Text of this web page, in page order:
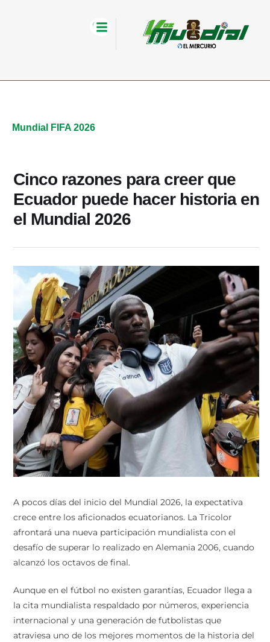
Mundial FIFA 2026
Cinco razones para creer que
Ecuador puede hacer historia en
el Mundial 2026
A pocos días del inicio del Mundial 2026, la expectativa
crece entre los aficionados ecuatorianos. La Tricolor
afrontará una nueva participación mundialista con el
desafío de superar lo realizado en Alemania 2006, cuando
alcanzó los octavos de final.
Aunque en el fútbol no existen garantías, Ecuador llega a
la cita mundialista respaldado por números, experiencia
internacional y una generación de futbolistas que
atraviesa uno de los mejores momentos de la historia del